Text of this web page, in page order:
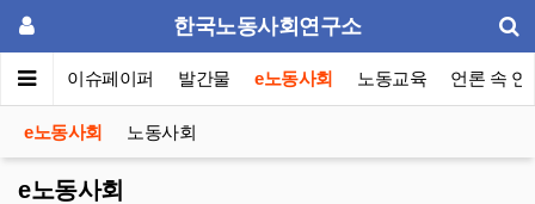
한국노동사회연구소
포럼 이슈페이퍼 발간물 e노동사회 노동교육 언론 속 연
e노동사회 노동사회
e노동사회